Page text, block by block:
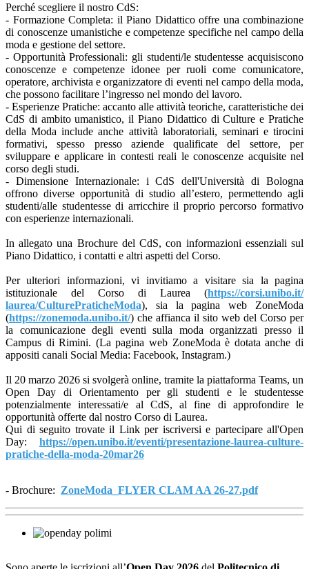
Perché scegliere il nostro CdS:
- Formazione Completa: il Piano Didattico offre una combinazione
di conoscenze umanistiche e competenze specifiche nel campo della
moda e gestione del settore.
- Opportunità Professionali: gli studenti/le studentesse acquisiscono
conoscenze e competenze idonee per ruoli come comunicatore,
operatore, archivista e organizzatore di eventi nel campo della moda,
che possono facilitare l’ingresso nel mondo del lavoro.
- Esperienze Pratiche: accanto alle attività teoriche, caratteristiche dei
CdS di ambito umanistico, il Piano Didattico di Culture e Pratiche
della Moda include anche attività laboratoriali, seminari e tirocini
formativi, spesso presso aziende qualificate del settore, per
sviluppare e applicare in contesti reali le conoscenze acquisite nel
corso degli studi.
- Dimensione Internazionale: i CdS dell'Università di Bologna
offrono diverse opportunità di studio all’estero, permettendo agli
studenti/alle studentesse di arricchire il proprio percorso formativo
con esperienze internazionali.
In allegato una Brochure del CdS, con informazioni essenziali sul
Piano Didattico, i contatti e altri aspetti del Corso.
Per ulteriori informazioni, vi invitiamo a visitare sia la pagina
istituzionale del Corso di Laurea (https://corsi.unibo.it/
laurea/CulturePraticheModa), sia la pagina web ZoneModa
(https://zonemoda.unibo.it/) che affianca il sito web del Corso per
la comunicazione degli eventi sulla moda organizzati presso il
Campus di Rimini. (La pagina web ZoneModa è dotata anche di
appositi canali Social Media: Facebook, Instagram.)
Il 20 marzo 2026 si svolgerà online, tramite la piattaforma Teams, un
Open Day di Orientamento per gli studenti e le studentesse
potenzialmente interessati/e al CdS, al fine di approfondire le
opportunità offerte dal nostro Corso di Laurea.
Qui di seguito trovate il Link per iscriversi e partecipare all'Open
Day:
https://open.unibo.it/eventi/presentazione-laurea-culture-
pratiche-della-moda-20mar26
- Brochure: ZoneModa_FLYER CLAM AA 26-27.pdf